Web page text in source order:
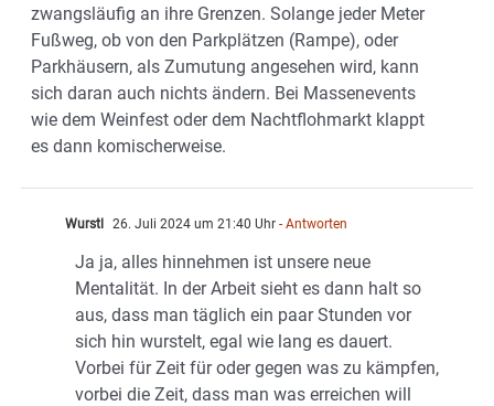
zwangsläufig an ihre Grenzen. Solange jeder Meter
Fußweg, ob von den Parkplätzen (Rampe), oder
Parkhäusern, als Zumutung angesehen wird, kann
sich daran auch nichts ändern. Bei Massenevents
wie dem Weinfest oder dem Nachtflohmarkt klappt
es dann komischerweise.
Wurstl 26. Juli 2024 um 21:40 Uhr - Antworten
Ja ja, alles hinnehmen ist unsere neue
Mentalität. In der Arbeit sieht es dann halt so
aus, dass man täglich ein paar Stunden vor
sich hin wurstelt, egal wie lang es dauert.
Vorbei für Zeit für oder gegen was zu kämpfen,
vorbei die Zeit, dass man was erreichen will